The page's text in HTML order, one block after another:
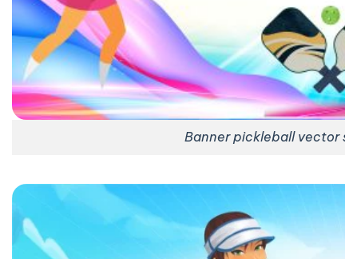
Banner pickleball vector